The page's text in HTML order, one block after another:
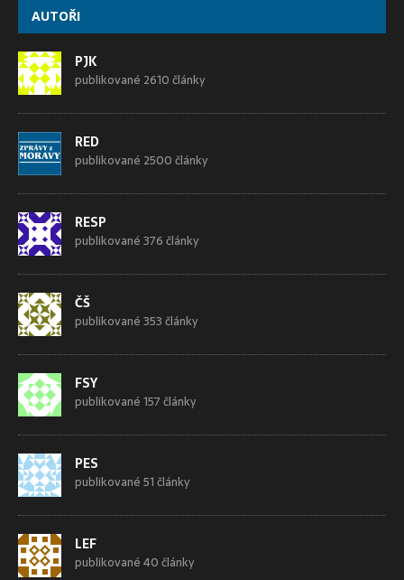
AUTOŘI
PJK
publikované 2610 články
RED
publikované 2500 články
RESP
publikované 376 články
ČŠ
publikované 353 články
FSY
publikované 157 články
PES
publikované 51 články
LEF
publikované 40 články